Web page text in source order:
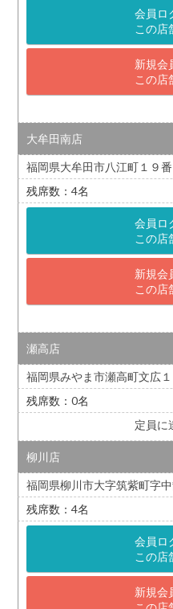
会員ロ
この店
新規会
この店
大牟田南店
福岡県大牟田市八江町１９番
4
会員ロ
この店
新規会
この店
瀬高店
福岡県みやま市瀬高町文広１
0
定員に
柳川店
福岡県柳川市大字筑紫町字
4
会員ロ
この店
新規会